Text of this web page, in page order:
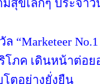
มสุขเล็กๆ ประจำ
“Marketeer
ภค เดินหน้าต่อย
โตอย่างยั่งยืน